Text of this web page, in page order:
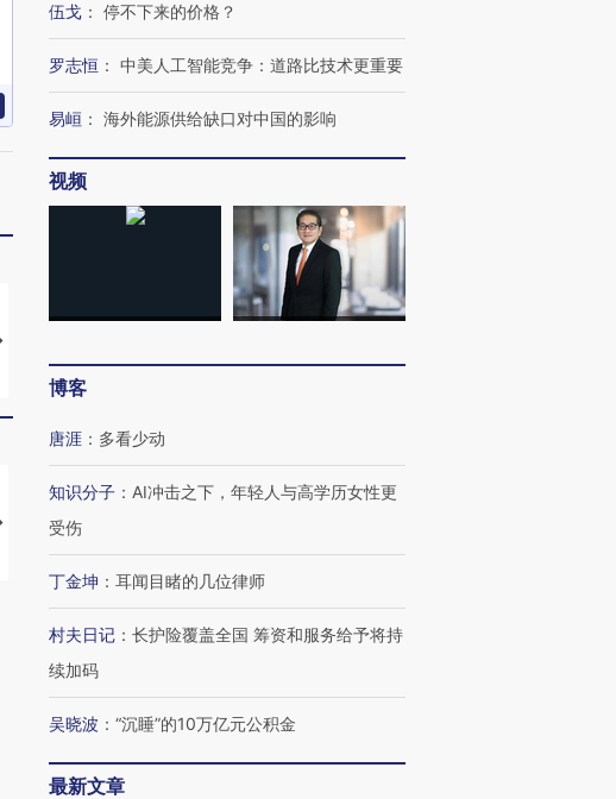
马航飞行员跨国走私7万
粒摇头丸 尿检体内含3种
度Z世代 用街头抗争将教
机”？难民潮撕裂西班牙
【推广】走进第四届链博
伍戈 ： 停不下来的价格？
罗志恒 ： 中美人工智能竞争：道路比技术更重要
易峘 ： 海外能源供给缺口对中国的影响
视频
博客
唐涯 ： 多看少动
知识分子 ： AI冲击之下，年轻人与高学历女性更
受伤
丁金坤 ： 耳闻目睹的几位律师
村夫日记 ： 长护险覆盖全国 筹资和服务给予将持
续加码
吴晓波 ： “沉睡”的10万亿元公积金
最新文章